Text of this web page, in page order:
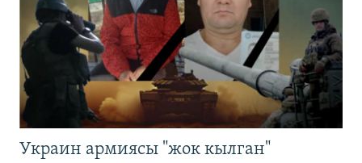
Украин армиясы "жок кылган"